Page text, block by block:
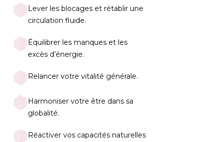
Lever les blocages et rétablir une
circulation fluide.​
Équilibrer les manques et les
excès d’énergie.
Relancer votre vitalité générale.
Harmoniser votre être dans sa
globalité.
Réactiver vos capacités naturelles